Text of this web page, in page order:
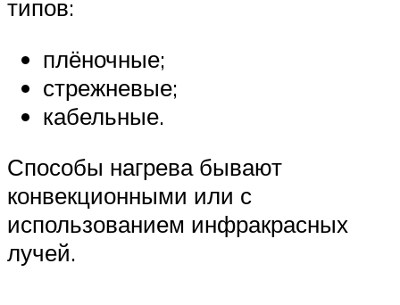
типов:
плёночные;
стрежневые;
кабельные.
Способы нагрева бывают
конвекционными или с
использованием инфракрасных
лучей.